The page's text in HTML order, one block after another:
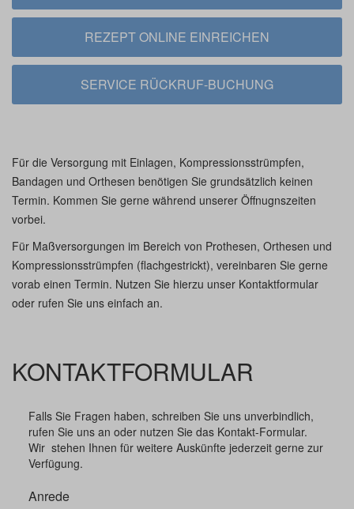
REZEPT ONLINE EINREICHEN
SERVICE RÜCKRUF-BUCHUNG
Für die Versorgung mit Einlagen, Kompressionsstrümpfen,
Bandagen und Orthesen benötigen Sie grundsätzlich keinen
Termin. Kommen Sie gerne während unserer Öffnugnszeiten
vorbei.
Für Maßversorgungen im Bereich von Prothesen, Orthesen und
Kompressionsstrümpfen (flachgestrickt), vereinbaren Sie gerne
vorab einen Termin. Nutzen Sie hierzu unser Kontaktformular
oder rufen Sie uns einfach an.
KONTAKTFORMULAR
Falls Sie Fragen haben, schreiben Sie uns unverbindlich,
rufen Sie uns an oder nutzen Sie das Kontakt-Formular.
Wir stehen Ihnen für weitere Auskünfte jederzeit gerne zur
Verfügung.
Anrede